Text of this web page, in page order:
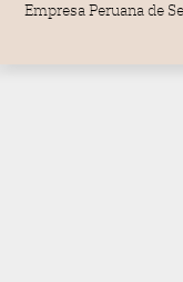
Empresa Peruana de